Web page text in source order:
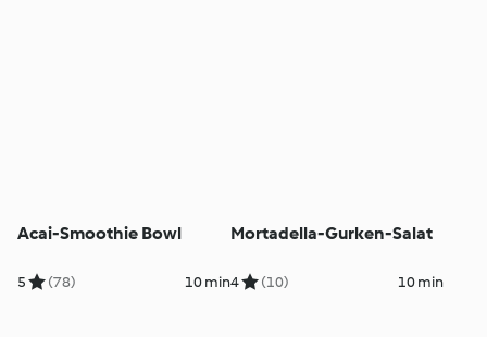
Acai-Smoothie Bowl
5 (78) 10 min
Mortadella-Gurken-Salat
4 (10) 10 min